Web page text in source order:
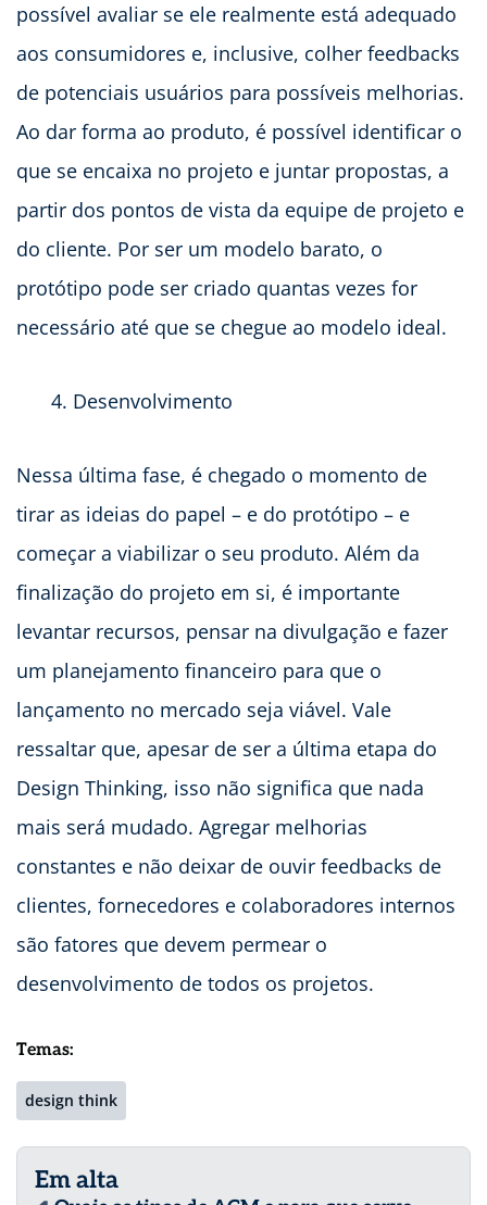
possível avaliar se ele realmente está adequado
aos consumidores e, inclusive, colher feedbacks
de potenciais usuários para possíveis melhorias.
Ao dar forma ao produto, é possível identificar o
que se encaixa no projeto e juntar propostas, a
partir dos pontos de vista da equipe de projeto e
do cliente. Por ser um modelo barato, o
protótipo pode ser criado quantas vezes for
necessário até que se chegue ao modelo ideal.
Desenvolvimento
Nessa última fase, é chegado o momento de
tirar as ideias do papel – e do protótipo – e
começar a viabilizar o seu produto. Além da
finalização do projeto em si, é importante
levantar recursos, pensar na divulgação e fazer
um planejamento financeiro para que o
lançamento no mercado seja viável. Vale
ressaltar que, apesar de ser a última etapa do
Design Thinking, isso não significa que nada
mais será mudado. Agregar melhorias
constantes e não deixar de ouvir feedbacks de
clientes, fornecedores e colaboradores internos
são fatores que devem permear o
desenvolvimento de todos os projetos.
Temas:
design think
Em alta